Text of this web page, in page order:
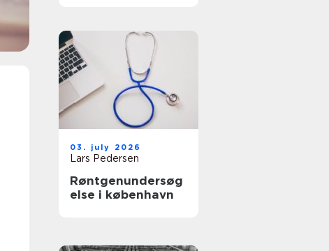
03. july 2026
Lars Pedersen
Røntgenundersøg
else i københavn